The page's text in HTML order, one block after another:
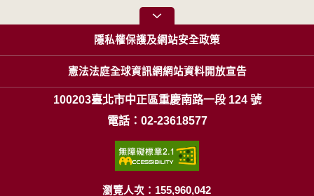
隱私權保護及網站安全政策
憲法法庭全球資訊網網站資料開放宣告
100203臺北市中正區重慶南路一段 124 號
電話：02-23618577
瀏覽人次：155,960,042